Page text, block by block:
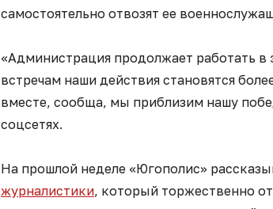
самостоятельно отвозят ее
«Администрация продолжает работать в
встречам наши действия становятся
вместе, сообща, мы приблизим нашу
соцсетях.
На прошлой неделе «Югополис»
журналистики, который торжественно